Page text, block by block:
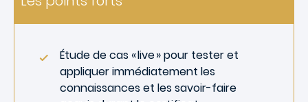
Étude de cas « live » pour tester et
appliquer immédiatement les
connaissances et les savoir-faire